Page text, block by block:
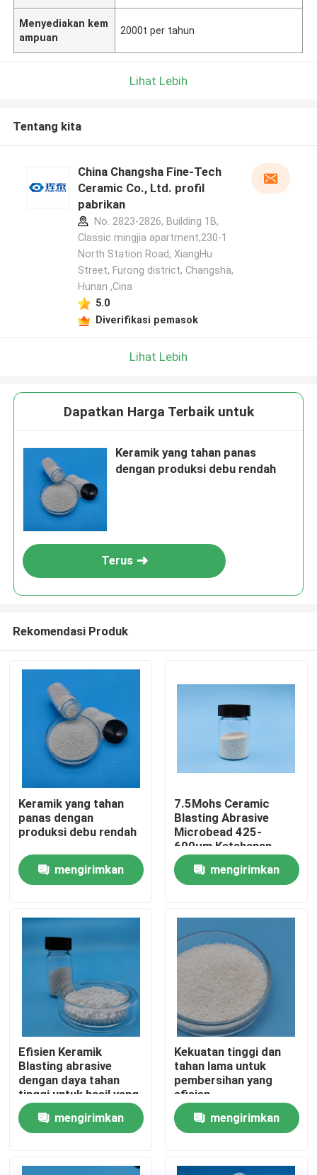
Rumah
Produk
Tentang kita
Kontrol kualitas
Hubungi kami
Quote request suatu
Media Peledakan Keramik
Peledakan Manik Keramik
Abrasif Peledakan Keramik
Menyediakan kem
ampuan
2000t per tahun
Lihat Lebih
Tentang kita
China Changsha Fine-Tech
Ceramic Co., Ltd. profil
pabrikan
No. 2823-2826, Building 1B,
Classic mingjia apartment,230-1
North Station Road, XiangHu
Street, Furong district, Changsha,
Hunan ,Cina
5.0
Diverifikasi pemasok
Lihat Lebih
Dapatkan Harga Terbaik untuk
Keramik yang tahan panas
dengan produksi debu rendah
Terus
Rekomendasi Produk
Keramik yang tahan
panas dengan
produksi debu rendah
mengirimkan
7.5Mohs Ceramic
Blasting Abrasive
Microbead 425-
600μm Ketahanan
Abrasi Tinggi
mengirimkan
Efisien Keramik
Blasting abrasive
dengan daya tahan
tinggi untuk hasil yang
sangat baik
mengirimkan
Kekuatan tinggi dan
tahan lama untuk
pembersihan yang
efisien
mengirimkan